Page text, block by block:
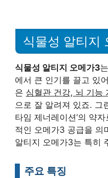
식물성 알티지
식물성 알티지 오메가3
에서 큰 인기를 끌고 있
은 심혈관 건강, 뇌 기능
으로 잘 알려져 있죠. 그
타임 제너레이션’의 약
적인 오메가3 공급을 의
알티지 오메가3는 특히
주요 특징